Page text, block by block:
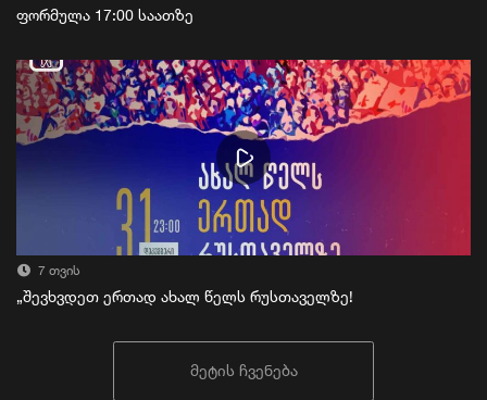
ფორმულა 17:00 საათზე
7 თვის
„შევხვდეთ ერთად ახალ წელს რუსთაველზე!
მეტის ჩვენება